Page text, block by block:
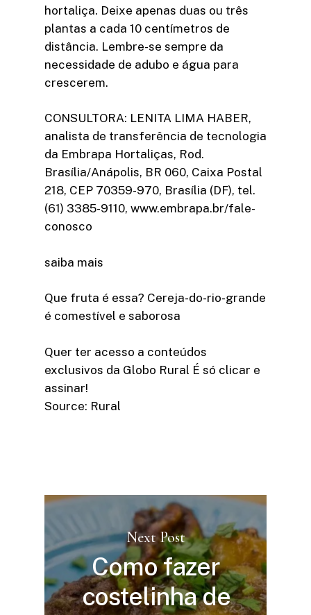
hortaliça. Deixe apenas duas ou três
plantas a cada 10 centímetros de
distância. Lembre-se sempre da
necessidade de adubo e água para
crescerem.
CONSULTORA: LENITA LIMA HABER,
analista de transferência de tecnologia
da Embrapa Hortaliças, Rod.
Brasília/Anápolis, BR 060, Caixa Postal
218, CEP 70359-970, Brasília (DF), tel.
(61) 3385-9110, www.embrapa.br/fale-
conosco
saiba mais
Que fruta é essa? Cereja-do-rio-grande
é comestível e saborosa
Quer ter acesso a conteúdos
exclusivos da Globo Rural É só clicar e
assinar!​
Source: Rural
Next Post
Como fazer
costelinha de